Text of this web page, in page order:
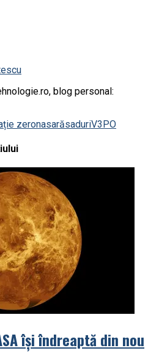
blog personal:
zeronasarăsaduriV3PO
își îndreaptă din nou